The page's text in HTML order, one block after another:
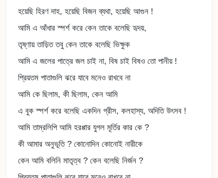
হয়েছি হিরণ দাহ, হয়েছি বিজন ব্যথা, হয়েছি আগুন !
আমি এ আঁধার স্পর্শ করে কেন তাকে বলেছি হৃদয়,
তৃষ্ণায় তাড়িত তবু কেন তাকে বলেছি ভিক্ষুক
আমি এ জলের পাত্রে জল চাই না, বিষ চাই বিষও তো পানীয় !
প্রিয়তম পাতাগুলি ঝরে যাবে মনেও রাখবে না
আমি কে ছিলাম, কী ছিলাম, কেন আমি
এ বুক স্পর্শ করে বলেছি একদিন গ্রীস, কলহাস্য, অদিতি উৎসব !
আমি তাম্রলিপি আমি হরপ্পার যুগল মূর্তির কার কে ?
কী আমার অনুভূতি ? কোনোদিন কোনোই নারীকে
কেন আমি বলিনি মাতৃত্ব ? কেন বলেছি নির্জন ?